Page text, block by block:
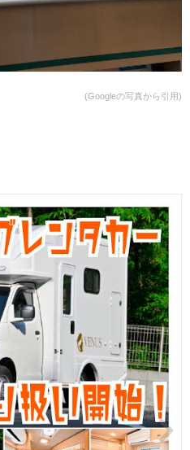
(Googleの写真から引用)